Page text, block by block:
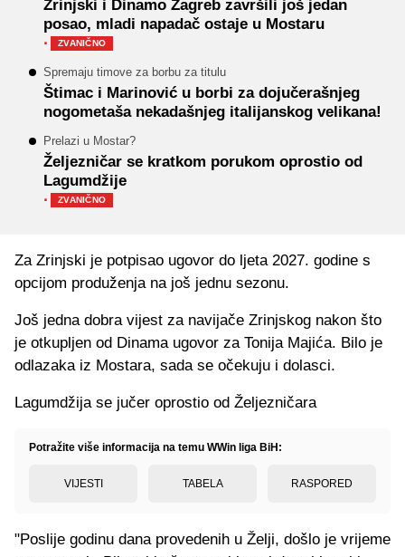
Zrinjski i Dinamo Zagreb završili još jedan
posao, mladi napadač ostaje u Mostaru
· ZVANIČNO
Spremaju timove za borbu za titulu
Štimac i Marinović u borbi za dojučerašnjeg
nogometaša nekadašnjeg italijanskog velikana!
Prelazi u Mostar?
Željezničar se kratkom porukom oprostio od
Lagumdžije
· ZVANIČNO
Za Zrinjski je potpisao ugovor do ljeta 2027. godine s
opcijom produženja na još jednu sezonu.
Još jedna dobra vijest za navijače Zrinjskog nakon što
je otkupljen od Dinama ugovor za Tonija Majića. Bilo je
odlazaka iz Mostara, sada se očekuju i dolasci.
Lagumdžija se jučer oprostio od Željezničara
Potražite više informacija na temu WWin liga BiH:
VIJESTI TABELA RASPORED
"Poslije godinu dana provedenih u Želji, došlo je vrijeme